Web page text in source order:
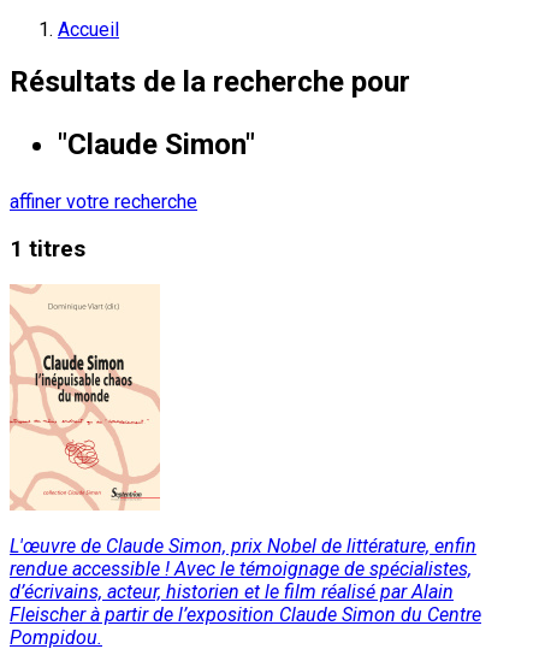
Accueil
Résultats de la recherche pour
"Claude Simon"
affiner votre recherche
1 titres
L'œuvre de Claude Simon, prix Nobel de littérature, enfin
rendue accessible ! Avec le témoignage de spécialistes,
d’écrivains, acteur, historien et le film réalisé par Alain
Fleischer à partir de l’exposition Claude Simon du Centre
Pompidou.